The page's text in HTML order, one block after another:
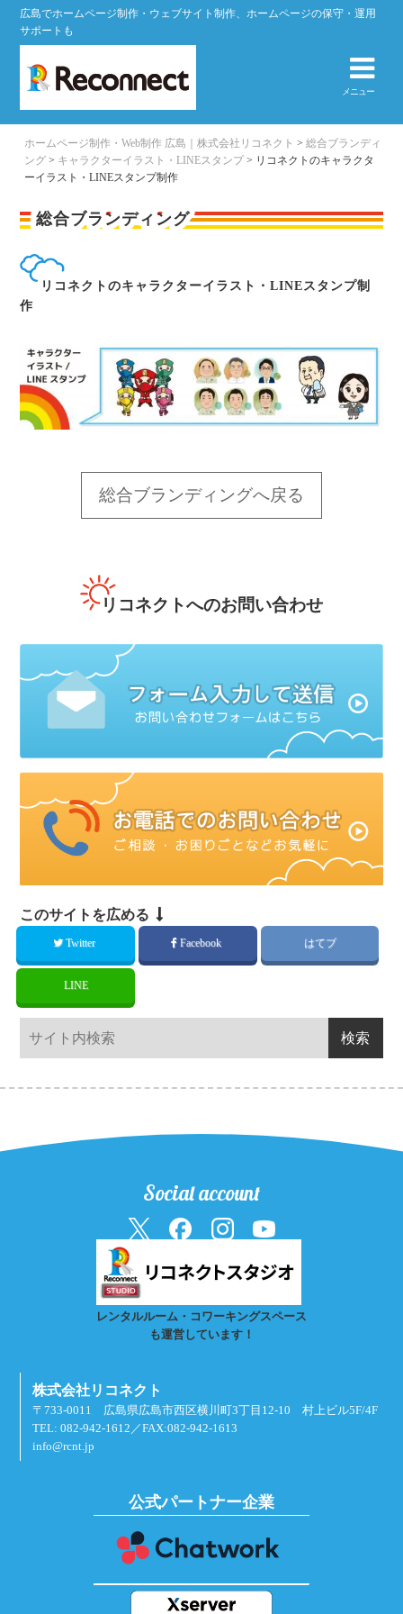
広島でホームページ制作・ウェブサイト制作、ホームページの保守・運用
サポートも
メニュー
ホームページ制作・Web制作 広島｜株式会社リコネクト >総合ブランディ
ング > キャラクターイラスト・LINEスタンプ > リコネクトのキャラクタ
ーイラスト・LINEスタンプ制作
総合ブランディング
リコネクトのキャラクターイラスト・LINEスタンプ制
作
総合ブランディングへ戻る
リコネクトへのお問い合わせ
このサイトを広める
Twitter Facebook はてブ
LINE
Social account
レンタルルーム・コワーキングスペース
も運営しています！
株式会社リコネクト
〒733-0011 広島県広島市西区横川町3丁目12-10 村上ビル5F/4F
TEL: 082-942-1612／FAX:082-942-1613
info@rcnt.jp
公式パートナー企業